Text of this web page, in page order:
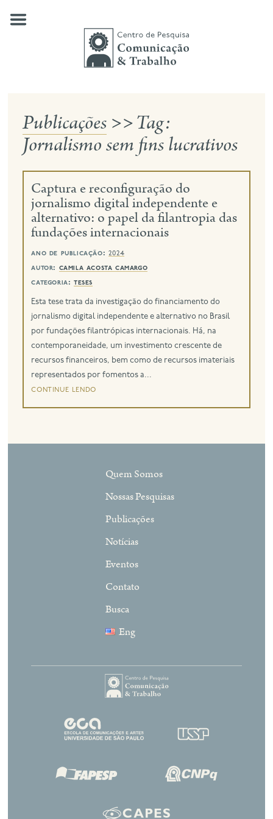
quem somos
nossas pesquisas
notícias
eventos
busca
eng
Publicações >>Tag:
Jornalismo sem fins lucrativos
Captura e reconfiguração do
jornalismo digital independente e
alternativo: o papel da filantropia das
fundações internacionais
ano de publicação: 2024
autor: camila acosta camargo
categoria: teses
Esta tese trata da investigação do financiamento do
jornalismo digital independente e alternativo no Brasil
por fundações filantrópicas internacionais. Há, na
contemporaneidade, um investimento crescente de
recursos financeiros, bem como de recursos imateriais
representados por fomentos a...
continue lendo
Quem Somos
Nossas Pesquisas
Publicações
Notícias
Eventos
Contato
Busca
Eng